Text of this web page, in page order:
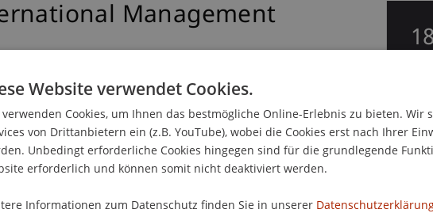
Management
18
Website verwendet Cookies.
Cookies, um Ihnen das bestmögliche Online-Erlebnis zu bieten. Wir
von Drittanbietern ein (z.B. YouTube), wobei die Cookies erst nach Ihrer
Unbedingt erforderliche Cookies hingegen sind für die grundlegende
erforderlich und können somit nicht deaktiviert werden.
Informationen zum Datenschutz finden Sie in unserer